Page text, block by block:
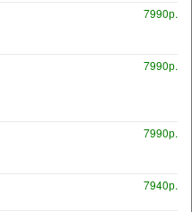
7990р.
7990р.
7990р.
7940р.